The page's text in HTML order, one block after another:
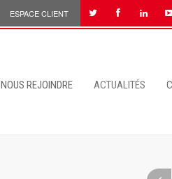
ESPACE CLIENT
NOUS REJOINDRE ACTUALITÉS